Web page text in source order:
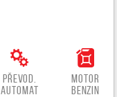
Převod.
automat
Motor
benzin